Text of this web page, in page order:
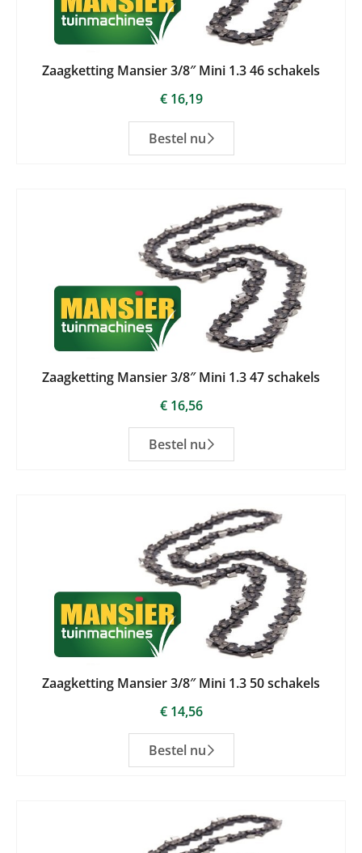
Zaagketting Mansier 3/8″ Mini 1.3 46 schakels
€16,19
Bestel nu
Zaagketting Mansier 3/8″ Mini 1.3 47 schakels
€16,56
Bestel nu
Zaagketting Mansier 3/8″ Mini 1.3 50 schakels
€14,56
Bestel nu